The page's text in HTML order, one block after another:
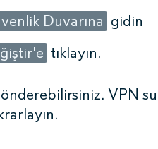
Duvarına gidin
tıklayın.
VPN